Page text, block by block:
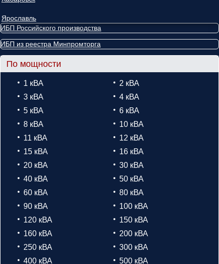
Ярославль
ИБП Российского производства
ИБП из реестра Минпромторга
По мощности
1 кВА
2 кВА
3 кВА
4 кВА
5 кВА
6 кВА
8 кВА
10 кВА
11 кВА
12 кВА
15 кВА
16 кВА
20 кВА
30 кВА
40 кВА
50 кВА
60 кВА
80 кВА
90 кВА
100 кВА
120 кВА
150 кВА
160 кВА
200 кВА
250 кВА
300 кВА
400 кВА
500 кВА